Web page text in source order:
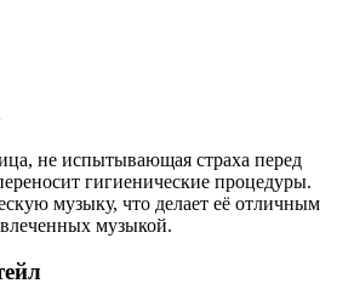
не испытывающая страха перед
гигиенические процедуры.
музыку, что делает её отличным
музыкой.